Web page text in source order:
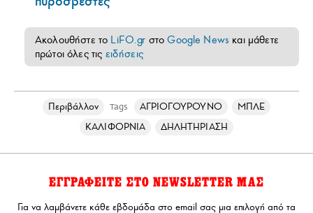
Ακολουθήστε το LiFO.gr στοGoogle News και μάθετε
πρώτοι όλες τις ειδήσεις
Περιβάλλον Tags ΑΓΡΙΟΓΟΥΡΟΥΝΟ
ΜΠΛΕ
ΚΑΛΙΦΟΡΝΙΑ
ΔΗΛΗΤΗΡΙΑΣΗ
ΕΓΓΡΑΦΕΙΤΕ ΣΤΟ NEWSLETTER ΜΑΣ
Για να λαμβάνετε κάθε εβδομάδα στο email σας μια επιλογή από τα